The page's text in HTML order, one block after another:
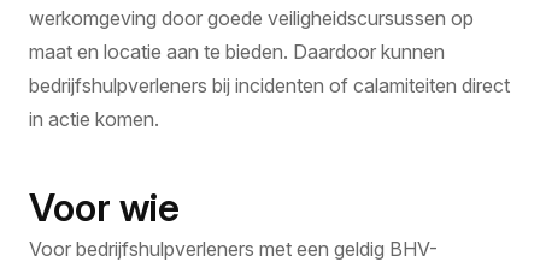
werkomgeving door goede veiligheidscursussen op
maat en locatie aan te bieden. Daardoor kunnen
bedrijfshulpverleners bij incidenten of calamiteiten direct
in actie komen.
Voor wie
Voor bedrijfshulpverleners met een geldig BHV-